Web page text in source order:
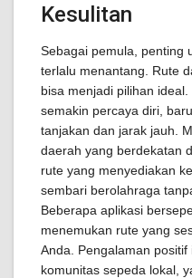
Kesulitan
Sebagai pemula, penting
terlalu menantang. Rute
bisa menjadi pilihan
semakin percaya diri,
tanjakan dan jarak jauh.
daerah yang berdekatan
rute yang menyediakan
sembari berolahraga
Beberapa aplikasi
menemukan rute yang
Anda. Pengalaman
komunitas sepeda lokal,